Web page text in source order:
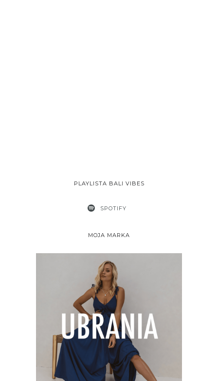
PLAYLISTA BALI VIBES
SPOTIFY
MOJA MARKA